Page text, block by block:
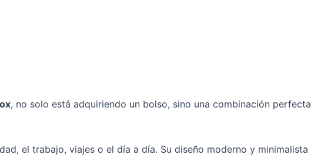
, no solo está adquiriendo un bolso, sino una combinación
el trabajo, viajes o el día a día. Su diseño moderno y